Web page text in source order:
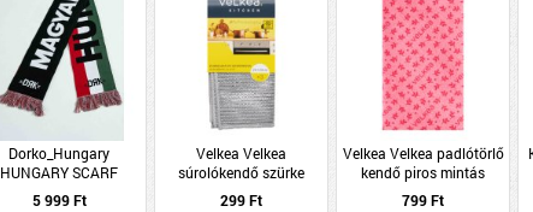
Dorko_Hungary
HUNGARY SCARF
5 999 Ft
Velkea Velkea
súrolókendő szürke
299 Ft
Velkea Velkea padlótörlő
kendő piros mintás
799 Ft